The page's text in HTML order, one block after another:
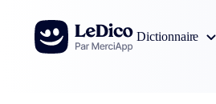
Aller au contenu
Dictionnaire